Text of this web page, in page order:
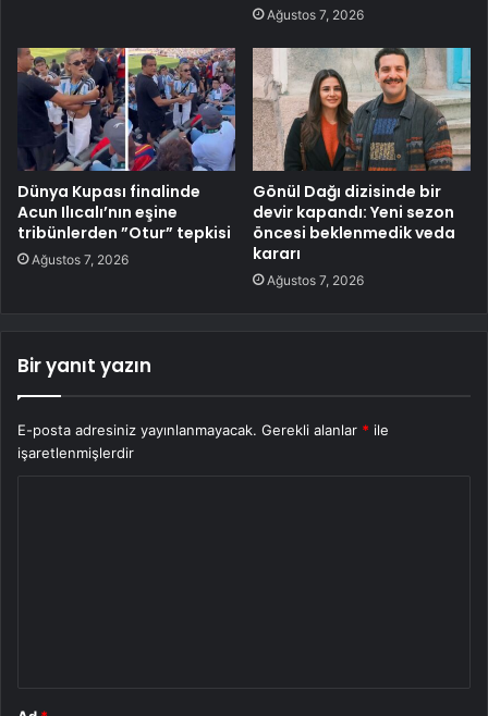
Ağustos 7, 2026
Dünya Kupası finalinde
Acun Ilıcalı’nın eşine
tribünlerden ”Otur” tepkisi
Ağustos 7, 2026
Gönül Dağı dizisinde bir
devir kapandı: Yeni sezon
öncesi beklenmedik veda
kararı
Ağustos 7, 2026
Bir yanıt yazın
E-posta adresiniz yayınlanmayacak. Gerekli alanlar * ile
işaretlenmişlerdir